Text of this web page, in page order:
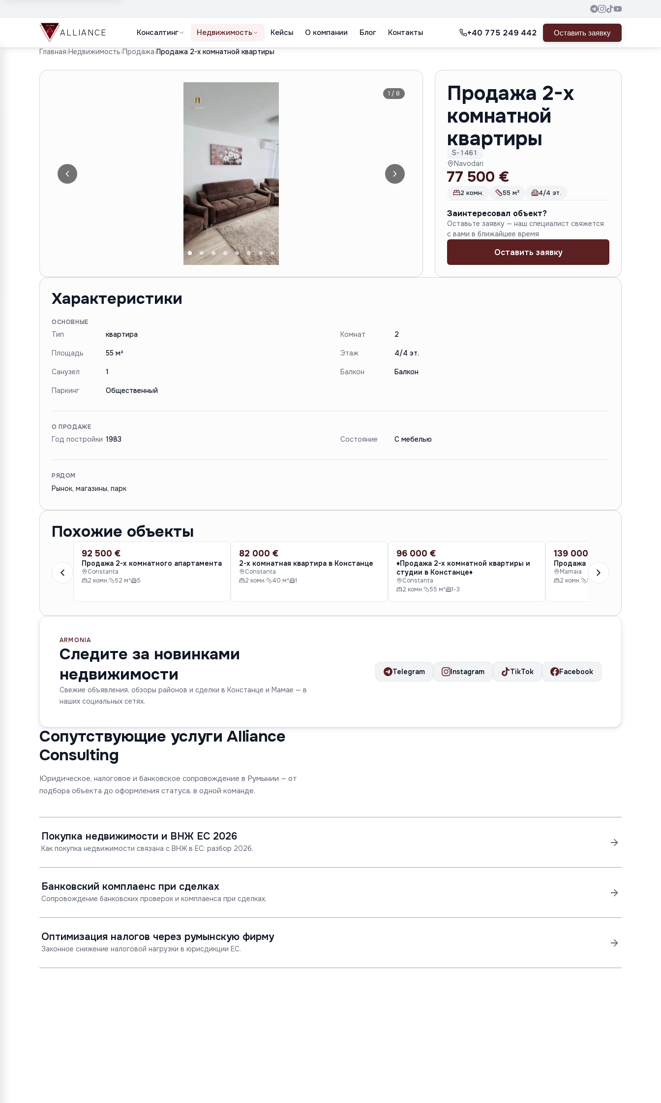
ALLIANCE Консалтинг Недвижимость Кейсы О компании Блог Контакты +40 775 249 442 Оставить заявку
Главная›Недвижимость›Продажа›Продажа 2-х комнатной квартиры
1 / 8
Продажа 2-х
комнатной
квартиры
S-1461
Navodari
77 500 €
2 комн. 55 м² 4/4 эт.
Заинтересовал объект?
Оставьте заявку — наш специалист свяжется
с вами в ближайшее время
Оставить заявку
Характеристики
ОСНОВНЫЕ
Тип квартира Комнат 2
Площадь 55 м² Этаж 4/4 эт.
Санузел 1 Балкон Балкон
Паркинг Общественный
О ПРОДАЖЕ
Год постройки 1983 Состояние С мебелью
РЯДОМ
Рынок, магазины, парк
Похожие объекты
ПРОДАЖА
92 500 €
Продажа 2-х комнатного апартамента
Constanta
2 комн.
52 м² 5
ПРОДАЖА
82 000 €
2-х комнатная квартира в Констанце
Constanta
2 комн.
40 м² 1
ПРОДАЖА
96 000 €
♦️Продажа 2-х комнатной квартиры и
студии в Констанце♦️
Constanta
2 комн.
55 м² 1-3
ПРОДАЖА
139 000 €
Продажа 2-х комнатной
Mamaia
2 комн.
59 м²
ARMONIA
Следите за новинками
недвижимости
Свежие объявления, обзоры районов и сделки в Констанце и Мамае — в
наших социальных сетях.
Telegram Instagram TikTok Facebook
Сопутствующие услуги Alliance
Consulting
Юридическое, налоговое и банковское сопровождение в Румынии — от
подбора объекта до оформления статуса, в одной команде.
Покупка недвижимости и ВНЖ ЕС 2026
Как покупка недвижимости связана с ВНЖ в ЕС: разбор 2026.
Банковский комплаенс при сделках
Сопровождение банковских проверок и комплаенса при сделках.
Оптимизация налогов через румынскую фирму
Законное снижение налоговой нагрузки в юрисдикции ЕС.